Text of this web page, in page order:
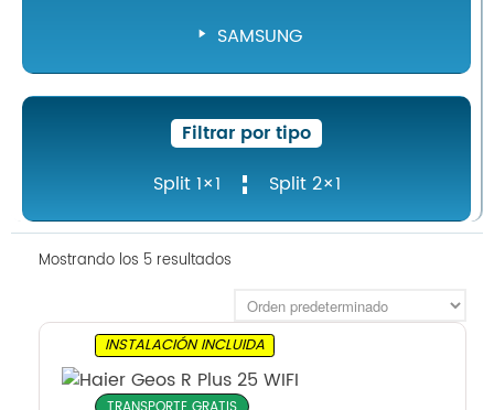
SAMSUNG
Filtrar por tipo
Split 1×1
Split 2×1
Mostrando los 5 resultados
INSTALACIÓN INCLUIDA